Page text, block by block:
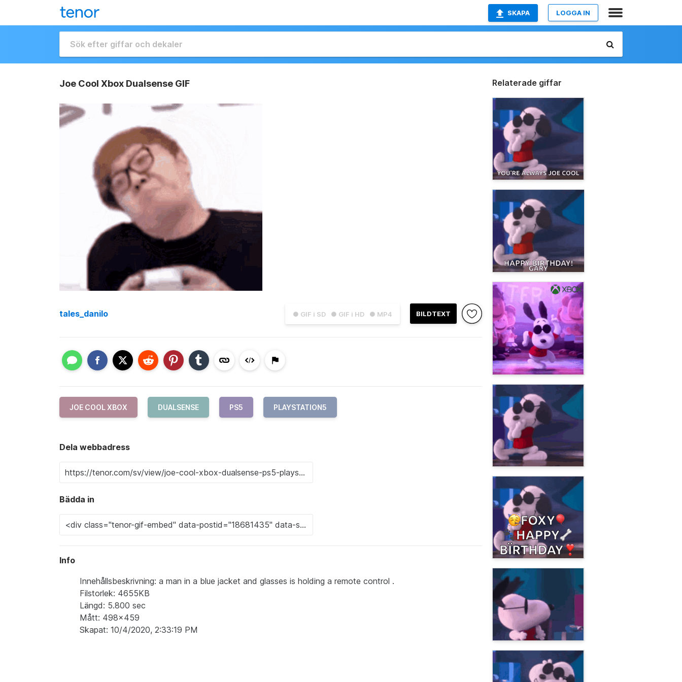
SKAPA LOGGA IN
Joe Cool Xbox Dualsense GIF
● GIF i SD ● GIF i HD ● MP4 BILDTEXT
tales_danilo
JOE COOL XBOX DUALSENSE PS5 PLAYSTATION5
Dela webbadress
Bädda in
Info
Innehållsbeskrivning: a man in a blue jacket and glasses is holding a remote control .
Filstorlek: 4655KB
Längd: 5.800 sec
Mått: 498x459
Skapat: 10/4/2020, 2:33:19 PM
Relaterade giffar